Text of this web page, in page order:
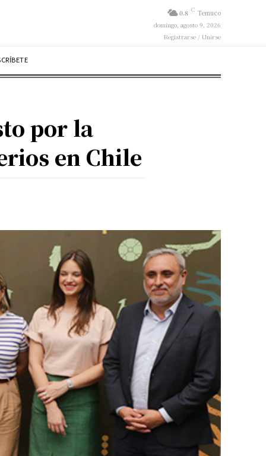
0.8 C Temuco
domingo, agosto 9, 2026
Registrarse / Unirse
por la
en Chile